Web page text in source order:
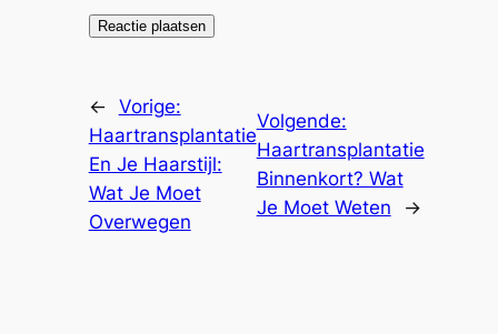
← Vorige:
Haartransplantatie
En Je Haarstijl:
Wat Je Moet
Overwegen
Volgende:
Haartransplantatie
Binnenkort? Wat
Je Moet Weten
→